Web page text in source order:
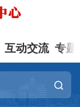
互动交流 专题